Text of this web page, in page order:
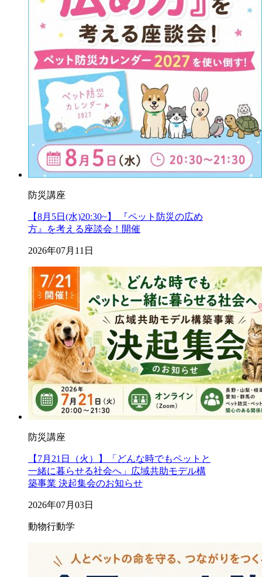
防災講座
【8月5日(水)20:30~】 『ペット防災の広め
方』を考える座談会！開催
2026年07月11日
防災講座
【7月21日（火）】「どんな時でもペットと
一緒に暮らせる社会へ」広域共助モデル構
築事業 決起集会のお知らせ
2026年07月03日
動物行動学